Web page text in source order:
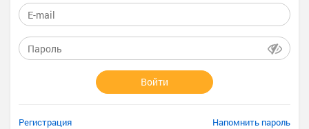
Войти
Регистрация Напомнить пароль